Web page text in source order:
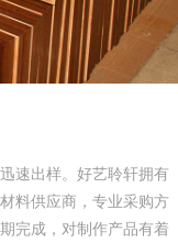
速出样。好艺聆轩拥有
料供应商，专业采购方
完成，对制作产品有着